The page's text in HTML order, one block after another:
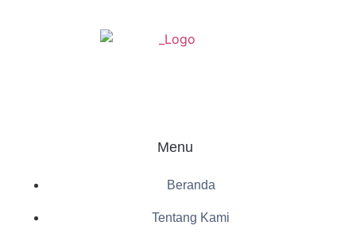
Menu
Beranda
Tentang Kami